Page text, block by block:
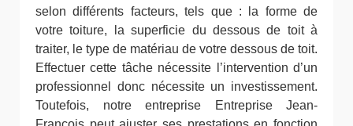
selon différents facteurs, tels que : la forme de
votre toiture, la superficie du dessous de toit à
traiter, le type de matériau de votre dessous de toit.
Effectuer cette tâche nécessite l’intervention d’un
professionnel donc nécessite un investissement.
Toutefois, notre entreprise Entreprise Jean-